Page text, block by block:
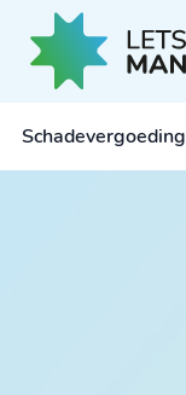
Schadevergoeding